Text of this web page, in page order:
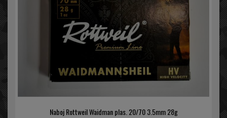
Naboj Rottweil Waidman plas. 20/70 3.5mm 28g